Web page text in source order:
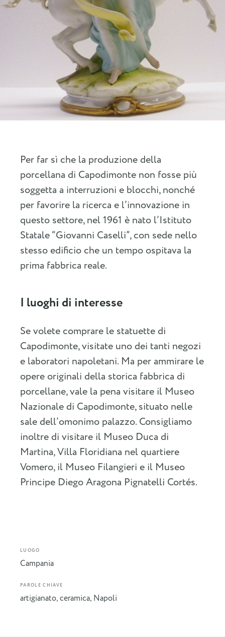
Per far sì che la produzione della
porcellana di Capodimonte non fosse più
soggetta a interruzioni e blocchi, nonché
per favorire la ricerca e l’innovazione in
questo settore, nel 1961 è nato l’Istituto
Statale “Giovanni Caselli”, con sede nello
stesso edificio che un tempo ospitava la
prima fabbrica reale.
I luoghi di interesse
Se volete comprare le statuette di
Capodimonte, visitate uno dei tanti negozi
e laboratori napoletani. Ma per ammirare le
opere originali della storica fabbrica di
porcellane, vale la pena visitare il Museo
Nazionale di Capodimonte, situato nelle
sale dell’omonimo palazzo. Consigliamo
inoltre di visitare il Museo Duca di
Martina, Villa Floridiana nel quartiere
Vomero, il Museo Filangieri e il Museo
Principe Diego Aragona Pignatelli Cortés.
LUOGO
Campania
PAROLE CHIAVE
artigianato,ceramica, Napoli